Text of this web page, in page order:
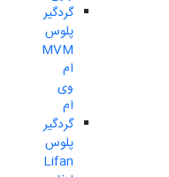
گردگیر
پلوس
MVM
ام
وی
ام
گردگیر
پلوس
Lifan